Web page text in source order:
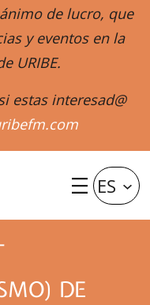
de lucro, que
y eventos en la
URIBE.
estas interesad@
ES
DE